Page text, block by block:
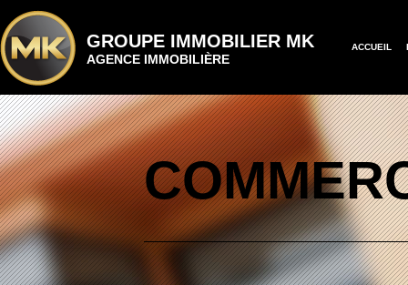
GROUPE IMMOBILIER MK
AGENCE IMMOBILIÈRE
ACCUEIL